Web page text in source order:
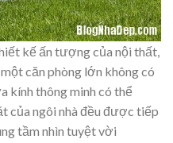
kế ấn tượng của nội thất,
căn phòng lớn không có
kính thông minh có thể
của ngôi nhà đều được tiếp
tầm nhìn tuyệt vời